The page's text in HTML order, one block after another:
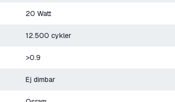
20 Watt
12.500 cykler
>0.9
Ej dimbar